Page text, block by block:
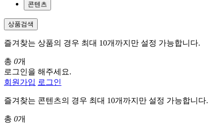
콘텐츠
상품검색
즐겨찾는 상품의 경우 최대 10개까지만 설정 가능합니다.
총 0개
로그인을 해주세요.
회원가입 로그인
즐겨찾는 콘텐츠의 경우 최대 10개까지만 설정 가능합니다.
총 0개